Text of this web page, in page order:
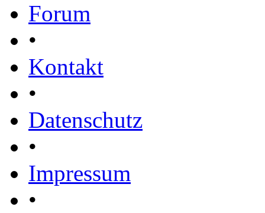
Forum
•
Kontakt
•
Datenschutz
•
Impressum
•